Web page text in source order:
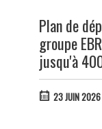
Plan de
groupe
jusqu'à
23 JUIN